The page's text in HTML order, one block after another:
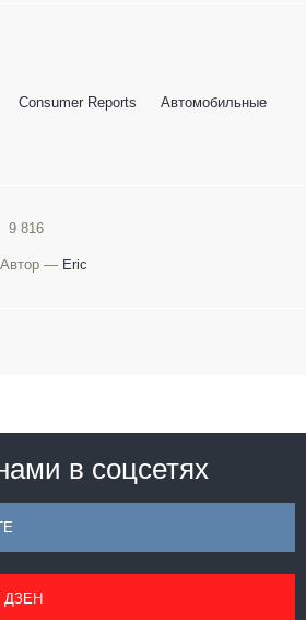
Consumer Reports
Автомобильные
9 816
Автор — Eric
в соцсетях